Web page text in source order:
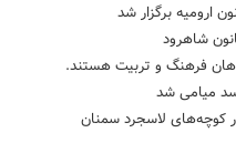
ارومیه برگزار شد
شاهرود
فرهنگ و تربیت هستند.
میامی شد
کوچه‌های لاسجرد سمنان